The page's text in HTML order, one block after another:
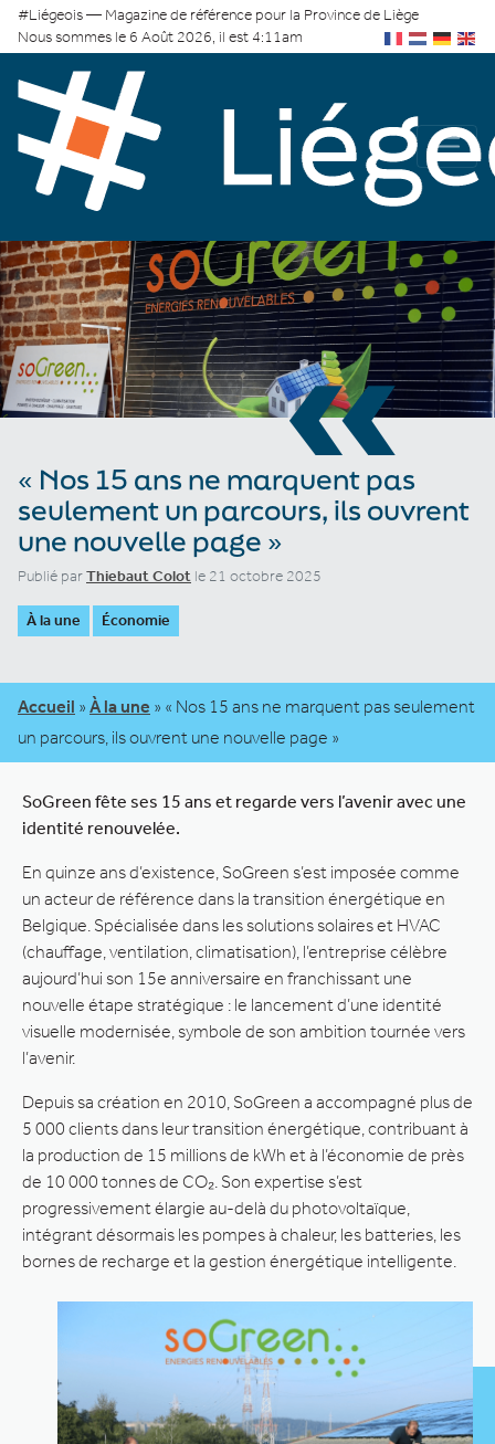
#Liégeois — Magazine de référence pour la Province de Liège
Nous sommes le 6 Août 2026, il est 4:11am
«
« Nos 15 ans ne marquent pas
seulement un parcours, ils ouvrent
une nouvelle page »
Publié parThiebaut Colot le 21 octobre 2025
À la une Économie
Accueil » À la une » « Nos 15 ans ne marquent pas seulement
un parcours, ils ouvrent une nouvelle page »
SoGreen fête ses 15 ans et regarde vers l’avenir avec une
identité renouvelée.
En quinze ans d’existence, SoGreen s’est imposée comme
un acteur de référence dans la transition énergétique en
Belgique. Spécialisée dans les solutions solaires et HVAC
(chauffage, ventilation, climatisation), l’entreprise célèbre
aujourd’hui son 15e anniversaire en franchissant une
nouvelle étape stratégique : le lancement d’une identité
visuelle modernisée, symbole de son ambition tournée vers
l’avenir.
Depuis sa création en 2010, SoGreen a accompagné plus de
5 000 clients dans leur transition énergétique, contribuant à
la production de 15 millions de kWh et à l’économie de près
de 10 000 tonnes de CO₂. Son expertise s’est
progressivement élargie au-delà du photovoltaïque,
intégrant désormais les pompes à chaleur, les batteries, les
bornes de recharge et la gestion énergétique intelligente.